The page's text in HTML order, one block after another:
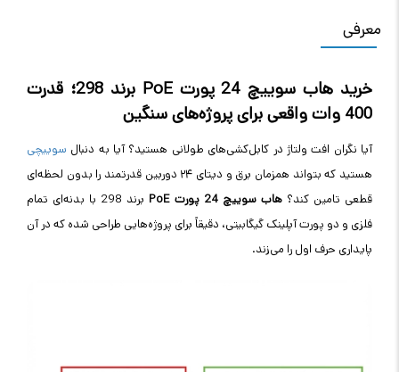
معرفی
خرید هاب سوییچ 24 پورت PoE
برند 298؛ قدرت
400 وات واقعی برای پروژه‌های سنگین
آیا نگران افت ولتاژ در کابل‌کشی‌های طولانی هستید؟ آیا به دنبال سوییچی
هستید که بتواند همزمان برق و دیتای ۲۴ دوربین قدرتمند را بدون لحظه‌ای
قطعی تامین کند؟هاب سوییچ 24 پورت PoE
برند 298 با بدنه‌ای تمام
فلزی و دو پورت آپلینک گیگابیتی، دقیقاً برای پروژه‌هایی طراحی شده که در آن
پایداری حرف اول را می‌زند.